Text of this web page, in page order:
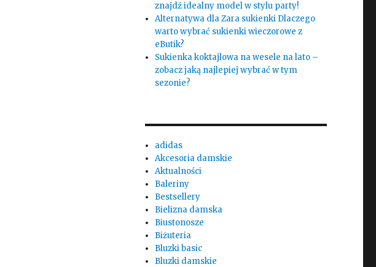
znajdź idealny model w stylu party!
Alternatywa dla Zara sukienki Dlaczego
warto wybrać sukienki wieczorowe z
eButik?
Sukienka koktajlowa na wesele na lato –
zobacz jaką najlepiej wybrać w tym
sezonie?
adidas
Akcesoria damskie
Aktualności
Baleriny
Bestsellery
Bielizna damska
Biustonosze
Biżuteria
Bluzki basic
Bluzki damskie